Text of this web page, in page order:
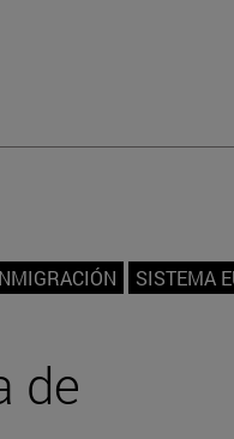
SISTEMA
de